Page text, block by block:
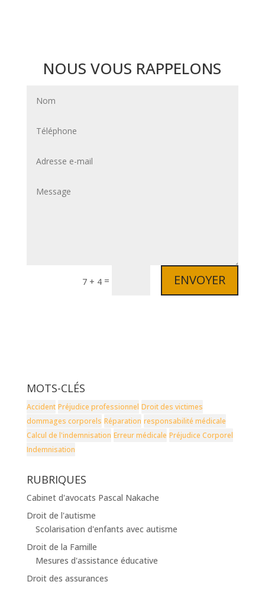
NOUS VOUS RAPPELONS
7 + 4 = ENVOYER
MOTS-CLÉS
Accident Préjudice professionnel Droit des victimes
dommages corporels Réparation responsabilité médicale
Calcul de l'indemnisation Erreur médicale Préjudice Corporel
Indemnisation
RUBRIQUES
Cabinet d'avocats Pascal Nakache
Droit de l'autisme
Scolarisation d'enfants avec autisme
Droit de la Famille
Mesures d'assistance éducative
Droit des assurances